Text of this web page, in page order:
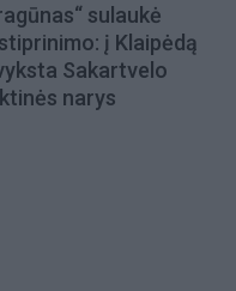
sulaukė
į Klaipėdą
Sakartvelo
narys